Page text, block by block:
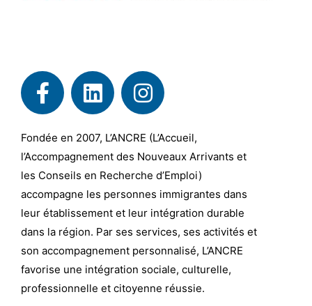
Fondée en 2007, L’ANCRE (L’Accueil,
l’Accompagnement des Nouveaux Arrivants et
les Conseils en Recherche d’Emploi)
accompagne les personnes immigrantes dans
leur établissement et leur intégration durable
dans la région. Par ses services, ses activités et
son accompagnement personnalisé, L’ANCRE
favorise une intégration sociale, culturelle,
professionnelle et citoyenne réussie.